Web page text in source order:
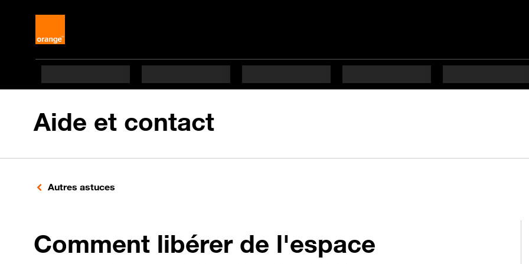
Aide et contact
Autres astuces
Comment libérer de l'espace